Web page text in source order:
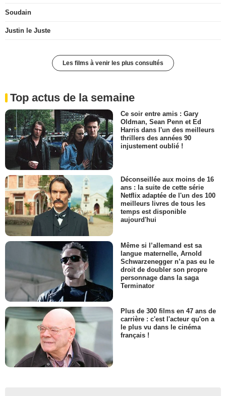
Soudain
Justin le Juste
Les films à venir les plus consultés
Top actus de la semaine
Ce soir entre amis : Gary
Oldman, Sean Penn et Ed
Harris dans l'un des meilleurs
thrillers des années 90
injustement oublié !
Déconseillée aux moins de 16
ans : la suite de cette série
Netflix adaptée de l'un des 100
meilleurs livres de tous les
temps est disponible
aujourd'hui
Même si l’allemand est sa
langue maternelle, Arnold
Schwarzenegger n’a pas eu le
droit de doubler son propre
personnage dans la saga
Terminator
Plus de 300 films en 47 ans de
carrière : c'est l'acteur qu'on a
le plus vu dans le cinéma
français !